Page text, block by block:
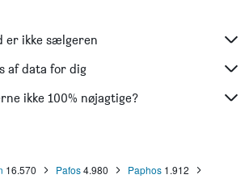
er ikke sælgeren
af data for dig
ikke 100% nøjagtige?
16.570 Pafos 4.980 Paphos 1.912